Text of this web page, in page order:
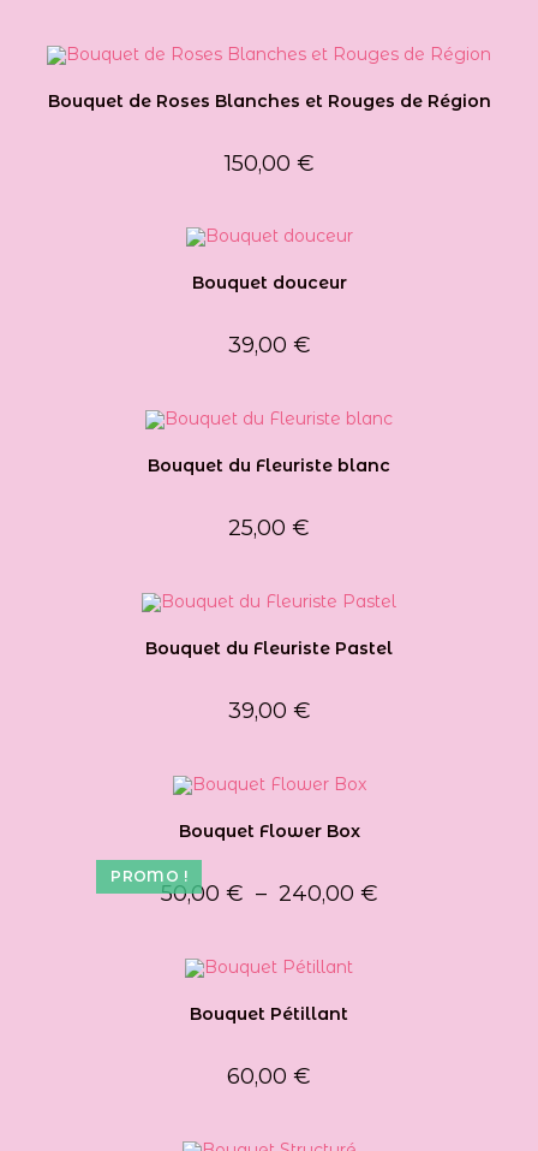
Bouquet de Roses Blanches et Rouges de Région
150,00 €
Bouquet douceur
39,00 €
Bouquet du Fleuriste blanc
25,00 €
Bouquet du Fleuriste Pastel
39,00 €
PROMO !
Bouquet Flower Box
50,00 € – 240,00 €Plage
de
Bouquet Pétillant
60,00 €